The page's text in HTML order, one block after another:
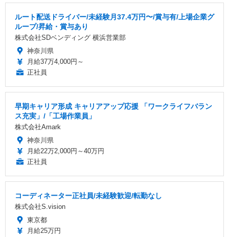
ルート配送ドライバー/未経験月37.4万円〜/賞与有/上場企業グ
ループ/昇給・賞与あり
株式会社SDベンディング 横浜営業部
神奈川県
月給37万4,000円～
正社員
早期キャリア形成 キャリアアップ応援 「ワークライフバラン
ス充実」/「工場作業員」
株式会社Amark
神奈川県
月給22万2,000円～40万円
正社員
コーディネーター正社員/未経験歓迎/転勤なし
株式会社S.vision
東京都
月給25万円